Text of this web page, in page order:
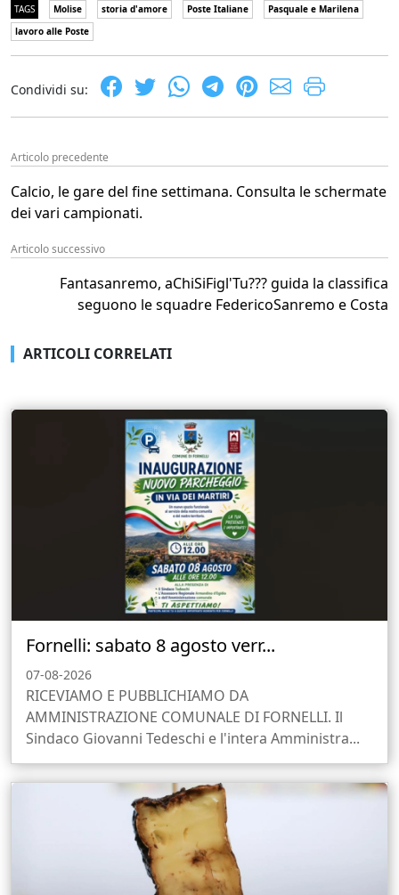
TAGS Molise storia d'amore Poste Italiane
Pasquale e Marilena
lavoro alle Poste
Condividi su:
Articolo precedente
Calcio, le gare del fine settimana. Consulta le schermate
dei vari campionati.
Articolo successivo
Fantasanremo, aChiSiFigl'Tu??? guida la classifica
seguono le squadre FedericoSanremo e Costa
ARTICOLI CORRELATI
Fornelli: sabato 8 agosto verr...
07-08-2026
RICEVIAMO E PUBBLICHIAMO DA
AMMINISTRAZIONE COMUNALE DI FORNELLI. Il
Sindaco Giovanni Tedeschi e l'intera Amministra...